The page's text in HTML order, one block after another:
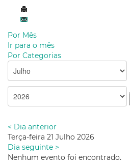
Por Mês
Ir para o mês
Por Categorias
< Dia anterior
Terça-feira 21 Julho 2026
Dia seguinte >
Nenhum evento foi encontrado.